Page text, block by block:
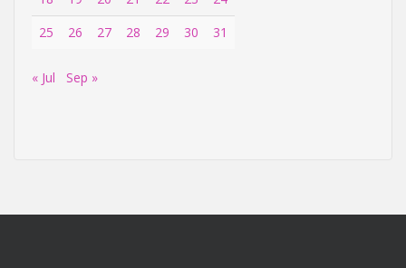
25
26 27 28 29 30 31
« Jul Sep »